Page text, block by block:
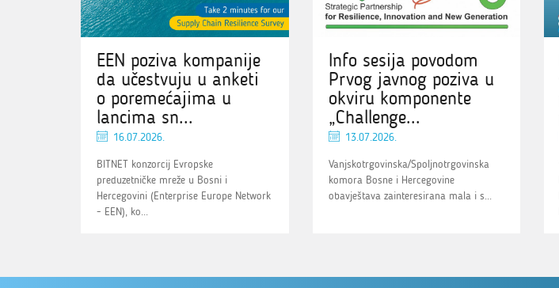
EEN poziva kompanije
da učestvuju u anketi
o poremećajima u
lancima sn...
16.07.2026.
BITNET konzorcij Evropske
preduzetničke mreže u Bosni i
Hercegovini (Enterprise Europe Network
- EEN), ko...
Info sesija povodom
Prvog javnog poziva u
okviru komponente
„Challenge...
13.07.2026.
Vanjskotrgovinska/Spoljnotrgovinska
komora Bosne i Hercegovine
obavještava zainteresirana mala i s...